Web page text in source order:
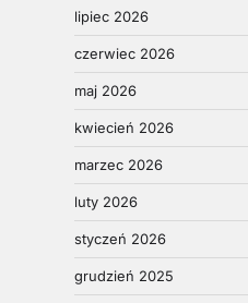
lipiec 2026
czerwiec 2026
maj 2026
kwiecień 2026
marzec 2026
luty 2026
styczeń 2026
grudzień 2025